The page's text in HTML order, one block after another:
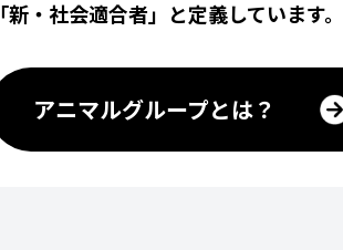
「新・社会適合者」と定義しています。
アニマルグループとは？